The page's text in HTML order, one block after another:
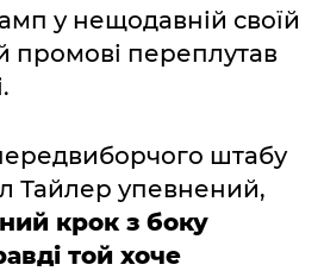
у нещодавній своїй
промові переплутав
штабу
Тайлер упевнений,
крок з боку
той хоче